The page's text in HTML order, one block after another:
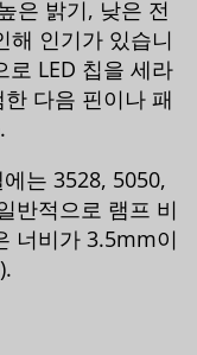
은 밝기, 낮은 전
해 인기가 있습니
로 LED 칩을 세라
다음 핀이나 패
는 3528, 5050,
반적으로 램프 비
너비가 3.5mm이